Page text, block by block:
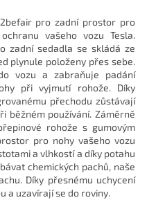
pro zadní prostor pro
vašeho vozu Tesla.
zadní sedadla se skládá ze
plynule položeny přes sebe.
vozu a zabraňuje padání
při vyjmutí rohože. Díky
přechodu zůstávají
běžném používání. Záměrně
rohože s gumovým
pro nohy vašeho vozu
a vlhkostí a díky potahu
chemických pachů, naše
Díky přesnému uchycení
a uzavírají se do roviny.